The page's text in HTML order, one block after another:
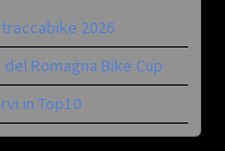
2026
Romagna Bike Cup
in Top10